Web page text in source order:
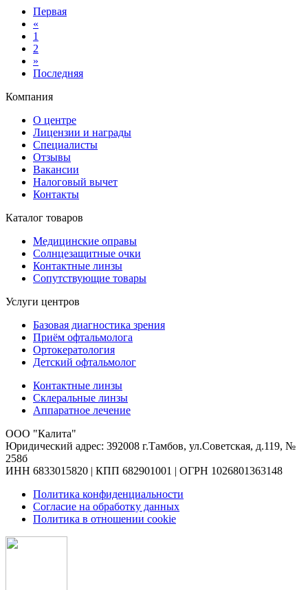
Первая
«
1
2
»
Последняя
Компания
О центре
Лицензии и награды
Специалисты
Отзывы
Вакансии
Налоговый вычет
Контакты
Каталог товаров
Медицинские оправы
Солнцезащитные очки
Контактные линзы
Сопутствующие товары
Услуги центров
Базовая диагностика зрения
Приём офтальмолога
Ортокератология
Детский офтальмолог
Контактные линзы
Склеральные линзы
Аппаратное лечение
ООО "Калита"
Юридический адрес: 392008 г.Тамбов, ул.Советская, д.119, №
258б
ИНН 6833015820 | КПП 682901001 | ОГРН 1026801363148
Политика конфиденциальности
Согласие на обработку данных
Политика в отношении cookie